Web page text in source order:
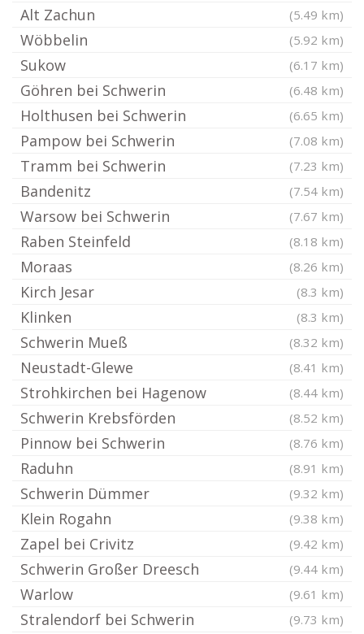
Alt Zachun (5.49 km)
Wöbbelin (5.92 km)
Sukow (6.17 km)
Göhren bei Schwerin (6.48 km)
Holthusen bei Schwerin (6.65 km)
Pampow bei Schwerin (7.08 km)
Tramm bei Schwerin (7.23 km)
Bandenitz (7.54 km)
Warsow bei Schwerin (7.67 km)
Raben Steinfeld (8.18 km)
Moraas (8.26 km)
Kirch Jesar (8.3 km)
Klinken (8.3 km)
Schwerin Mueß (8.32 km)
Neustadt-Glewe (8.41 km)
Strohkirchen bei Hagenow (8.44 km)
Schwerin Krebsförden (8.52 km)
Pinnow bei Schwerin (8.76 km)
Raduhn (8.91 km)
Schwerin Dümmer (9.32 km)
Klein Rogahn (9.38 km)
Zapel bei Crivitz (9.42 km)
Schwerin Großer Dreesch (9.44 km)
Warlow (9.61 km)
Stralendorf bei Schwerin (9.73 km)